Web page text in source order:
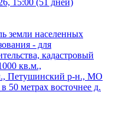
15:00 (51 дней)
земли населенных
- для
кадастровый
кв.м.,
Петушинский р-н., МО
50 метрах восточнее д.